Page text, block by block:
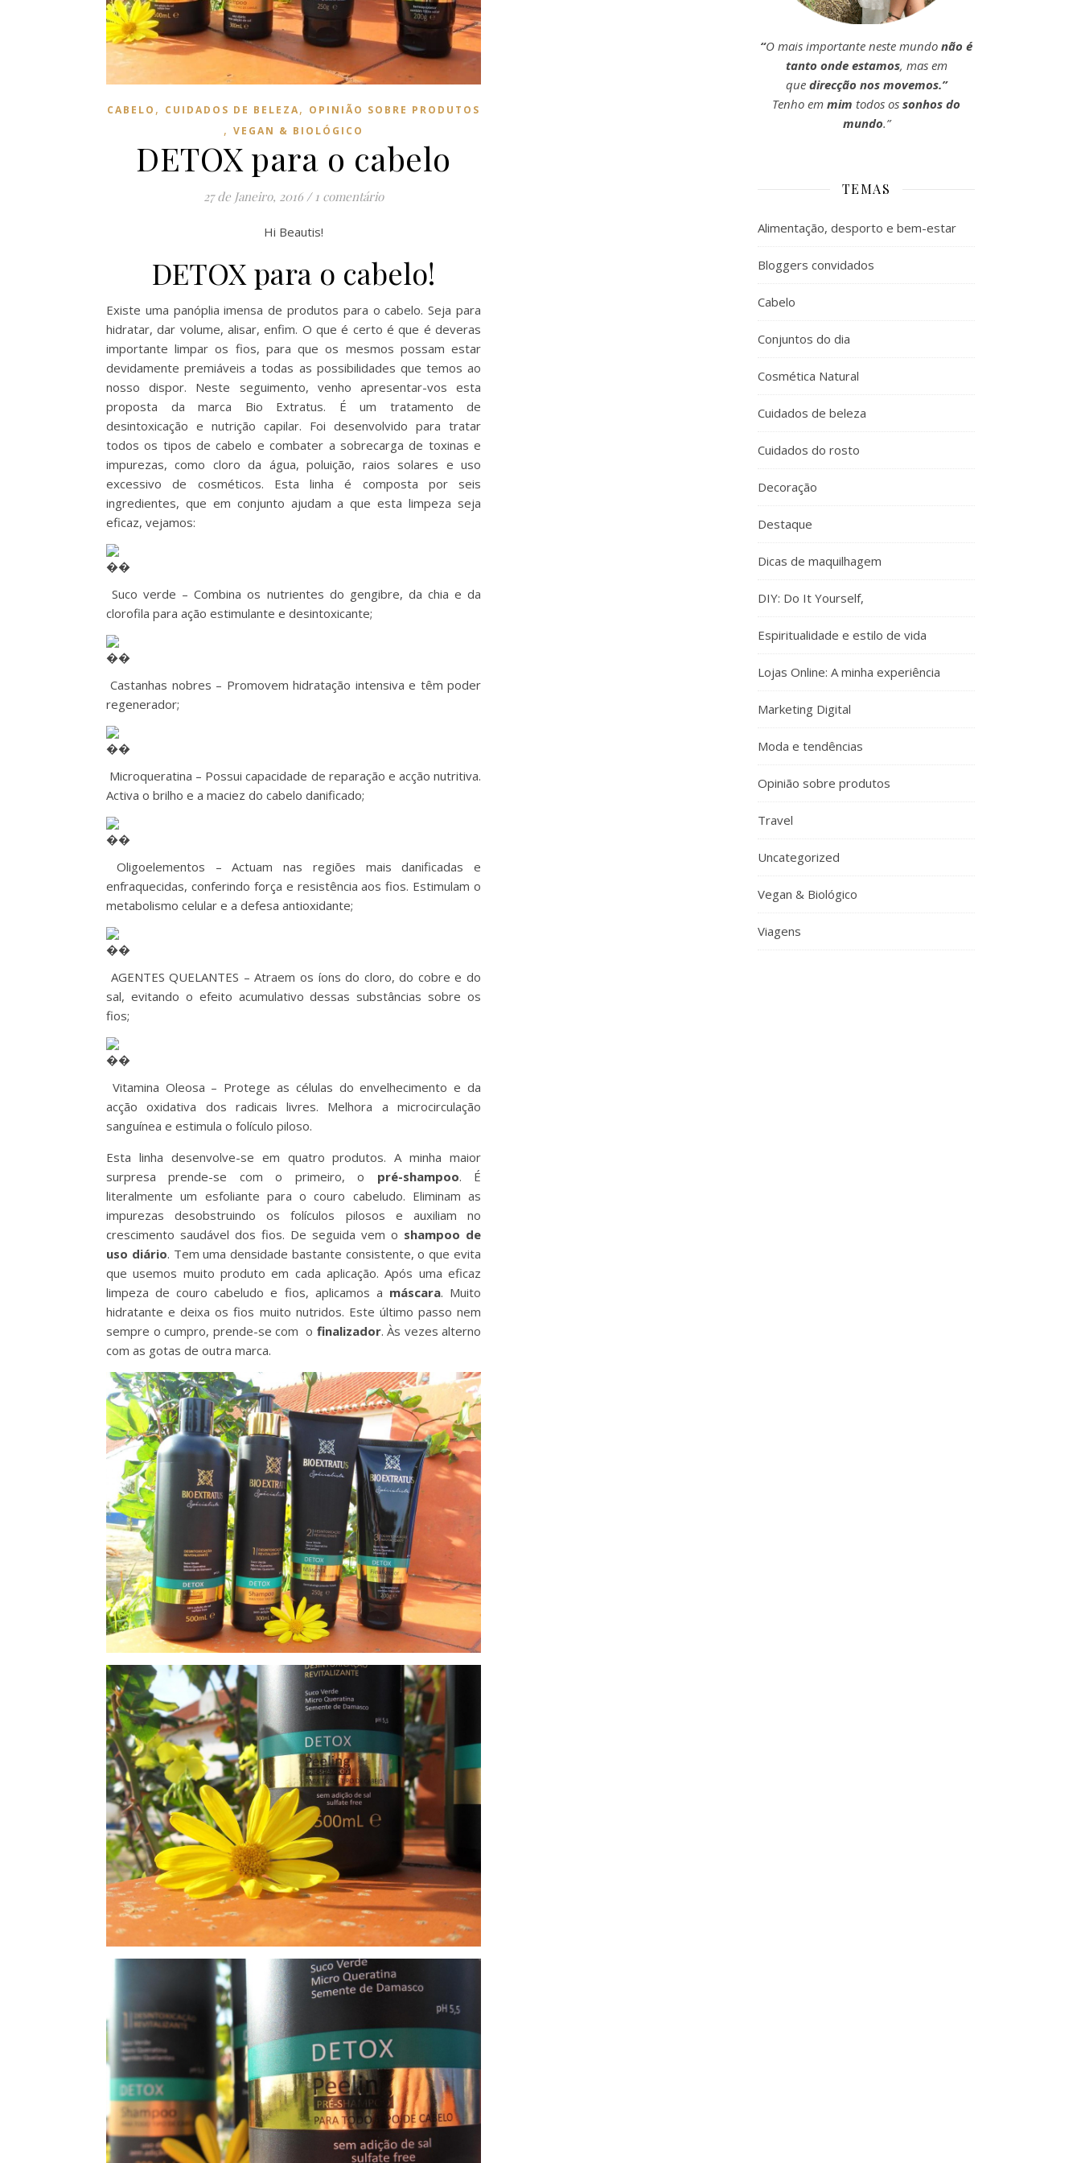
CABELO , CUIDADOS DE BELEZA, OPINIÃO SOBRE PRODUTOS
, VEGAN & BIOLÓGICO
DETOX para o cabelo
27 de Janeiro, 2016 / 1 comentário
Hi Beautis!
DETOX para o cabelo!
Existe uma panóplia imensa de produtos para o cabelo. Seja para
hidratar, dar volume, alisar, enfim. O que é certo é que é deveras
importante limpar os fios, para que os mesmos possam estar
devidamente premiáveis a todas as possibilidades que temos ao
nosso dispor. Neste seguimento, venho apresentar-vos esta
proposta da marca Bio Extratus. É um tratamento de
desintoxicação e nutrição capilar. Foi desenvolvido para tratar
todos os tipos de cabelo e combater a sobrecarga de toxinas e
impurezas, como cloro da água, poluição, raios solares e uso
excessivo de cosméticos. Esta linha é composta por seis
ingredientes, que em conjunto ajudam a que esta limpeza seja
eficaz, vejamos:
Suco verde – Combina os nutrientes do gengibre, da chia e da
clorofila para ação estimulante e desintoxicante;
Castanhas nobres – Promovem hidratação intensiva e têm poder
regenerador;
Microqueratina – Possui capacidade de reparação e acção nutritiva.
Activa o brilho e a maciez do cabelo danificado;
Oligoelementos – Actuam nas regiões mais danificadas e
enfraquecidas, conferindo força e resistência aos fios. Estimulam o
metabolismo celular e a defesa antioxidante;
AGENTES QUELANTES – Atraem os íons do cloro, do cobre e do
sal, evitando o efeito acumulativo dessas substâncias sobre os
fios;
Vitamina Oleosa – Protege as células do envelhecimento e da
acção oxidativa dos radicais livres. Melhora a microcirculação
sanguínea e estimula o folículo piloso.
Esta linha desenvolve-se em quatro produtos. A minha maior
surpresa prende-se com o primeiro, o pré-shampoo. É
literalmente um esfoliante para o couro cabeludo. Eliminam as
impurezas desobstruindo os folículos pilosos e auxiliam no
crescimento saudável dos fios. De seguida vem o shampoo de
uso diário. Tem uma densidade bastante consistente, o que evita
que usemos muito produto em cada aplicação. Após uma eficaz
limpeza de couro cabeludo e fios, aplicamos a máscara. Muito
hidratante e deixa os fios muito nutridos. Este último passo nem
sempre o cumpro, prende-se com o finalizador. Às vezes alterno
com as gotas de outra marca.
“O mais importante neste mundo não é
tanto onde estamos, mas em
que direcção nos movemos.”
Tenho em mim todos os sonhos do
mundo.”
TEMAS
Alimentação, desporto e bem-estar
Bloggers convidados
Cabelo
Conjuntos do dia
Cosmética Natural
Cuidados de beleza
Cuidados do rosto
Decoração
Destaque
Dicas de maquilhagem
DIY: Do It Yourself,
Espiritualidade e estilo de vida
Lojas Online: A minha experiência
Marketing Digital
Moda e tendências
Opinião sobre produtos
Travel
Uncategorized
Vegan & Biológico
Viagens